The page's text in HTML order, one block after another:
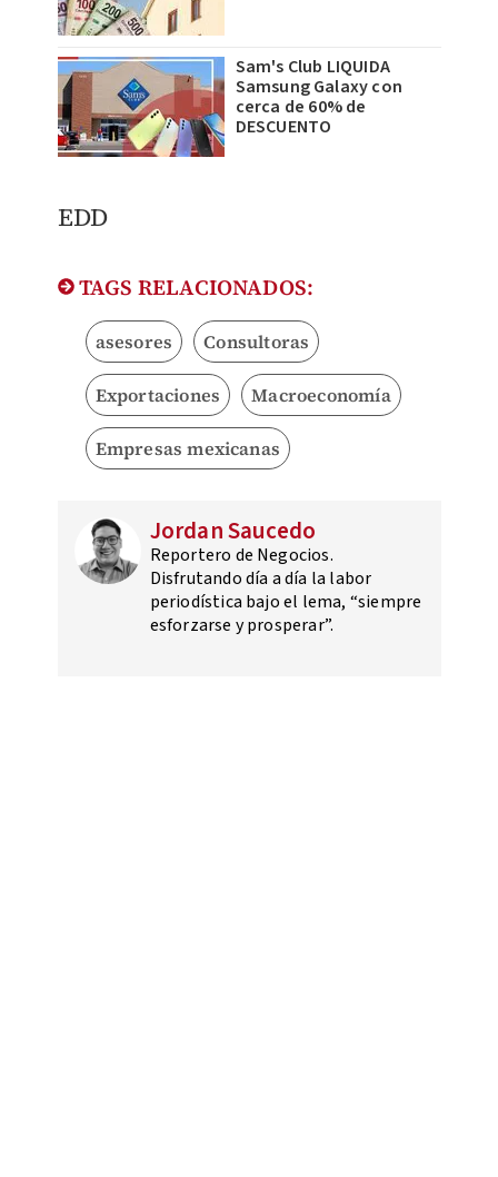
Sam's Club LIQUIDA
Samsung Galaxy con
cerca de 60% de
DESCUENTO
EDD
TAGS RELACIONADOS:
asesores Consultoras
Exportaciones Macroeconomía
Empresas mexicanas
Jordan Saucedo
Reportero de Negocios.
Disfrutando día a día la labor
periodística bajo el lema, “siempre
esforzarse y prosperar”.